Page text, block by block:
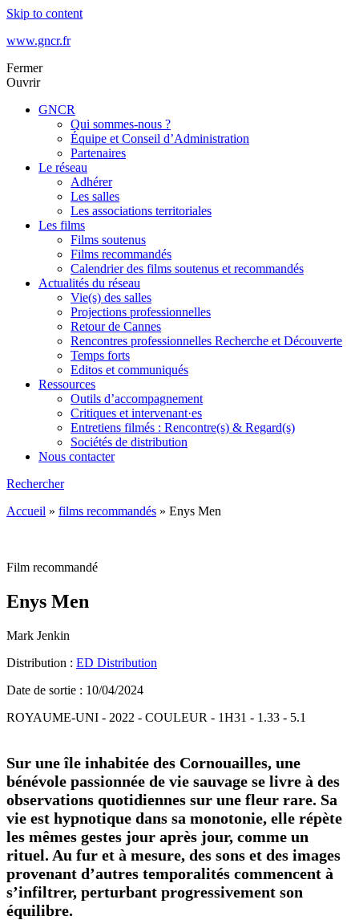
Skip to content
www.gncr.fr
Fermer
Ouvrir
GNCR
Qui sommes-nous ?
Équipe et Conseil d’Administration
Partenaires
Le réseau
Adhérer
Les salles
Les associations territoriales
Les films
Films soutenus
Films recommandés
Calendrier des films soutenus et recommandés
Actualités du réseau
Vie(s) des salles
Projections professionnelles
Retour de Cannes
Rencontres professionnelles Recherche et Découverte
Temps forts
Editos et communiqués
Ressources
Outils d’accompagnement
Critiques et intervenant·es
Entretiens filmés : Rencontre(s) & Regard(s)
Sociétés de distribution
Nous contacter
Rechercher
Accueil » films recommandés » Enys Men
Film recommandé
Enys Men
Mark Jenkin
Distribution : ED Distribution
Date de sortie : 10/04/2024
ROYAUME-UNI - 2022 - COULEUR - 1H31 - 1.33 - 5.1
Sur une île inhabitée des Cornouailles, une
bénévole passionnée de vie sauvage se livre à des
observations quotidiennes sur une fleur rare. Sa
vie est hypnotique dans sa monotonie, elle répète
les mêmes gestes jour après jour, comme un
rituel. Au fur et à mesure, des sons et des images
provenant d’autres temporalités commencent à
s’infiltrer, perturbant progressivement son
équilibre.